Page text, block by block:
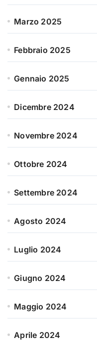
Marzo 2025
Febbraio 2025
Gennaio 2025
Dicembre 2024
Novembre 2024
Ottobre 2024
Settembre 2024
Agosto 2024
Luglio 2024
Giugno 2024
Maggio 2024
Aprile 2024